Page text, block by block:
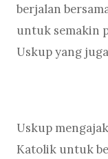
berjalan
untuk semakin
Uskup yang
Uskup
Katolik untuk